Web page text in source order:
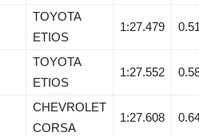
TOYOTA
ETIOS
1:27.479
TOYOTA
ETIOS
1:27.552
CHEVROLET
CORSA
1:27.608